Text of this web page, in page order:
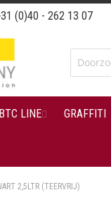
(0)40 - 262 13 07
BTC LINE GRAFFITI
2,5LTR (TEERVRIJ)